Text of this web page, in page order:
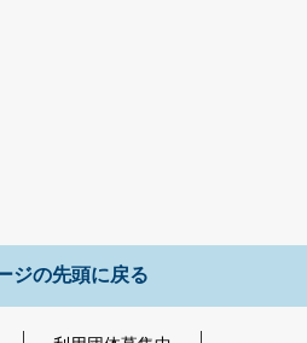
ジの先頭に戻る